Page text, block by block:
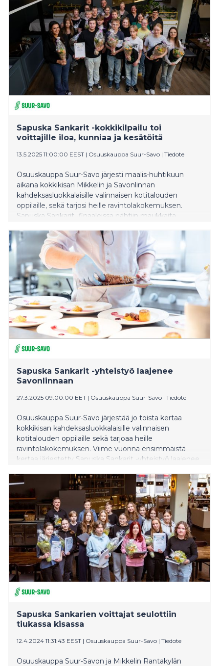
Savolle.
Sapuska Sankarit -kokkikilpailu toi
voittajille iloa, kunniaa ja kesätöitä
13.5.2025 11:00:00 EEST | Osuuskauppa Suur-Savo | Tiedote
Osuuskauppa Suur-Savo järjesti maalis-huhtikuun
aikana kokkikisan Mikkelin ja Savonlinnan
kahdeksasluokkalaisille valinnaisen kotitalouden
oppilaille, sekä tarjosi heille ravintolakokemuksen.
Sapuska Sankarit -finaaleissa nähtiin maukkaita
myös kesätyöpaikat Suur-Savolle.
Sapuska Sankarit -yhteistyö laajenee
Savonlinnaan
27.3.2025 09:00:00 EET | Osuuskauppa Suur-Savo | Tiedote
Osuuskauppa Suur-Savo järjestää jo toista kertaa
kokkikisan kahdeksasluokkalaisille valinnaisen
kotitalouden oppilaille sekä tarjoaa heille
ravintolakokemuksen. Viime vuonna ensimmäistä
kertaa järjestetty Sapuska Sankarit -yhteistyö laajenee
halutaan lisätä nuorten tietoisuutta ravintola-alan
työpaikoista, ammateista ja koulutusmahdollisuuksista
sekä innostaa heitä hakeutumaan alalle.
Sapuska Sankarien voittajat seulottiin
tiukassa kisassa
12.4.2024 11:31:43 EEST | Osuuskauppa Suur-Savo | Tiedote
Osuuskauppa Suur-Savon ja Mikkelin Rantakylän